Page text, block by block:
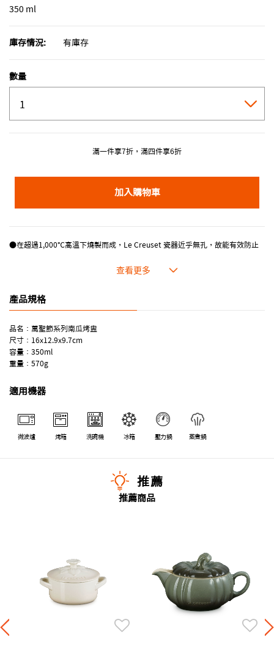
350 ml
庫存情況: 有庫存
數量
滿一件享7折，滿四件享6折
加入購物車
●在超過1,000℃高溫下燒製而成，Le Creuset 瓷器近乎無孔，故能有效防止
●屬於密度高的瓷器體，提高保溫性能。
●顏色多樣，隨意點綴餐廚空間。
產品規格
品名：萬聖節系列南瓜烤盅
尺寸：16x12.9x9.7cm
容量：350ml
重量：570g
適用機器
微波爐 烤箱 洗碗機 冰箱 壓力鍋 蒸煮鍋
推薦
推薦商品